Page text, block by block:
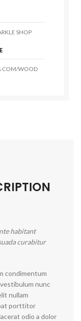
SHOP
WOOD
habitant
curabitur
condimentum
nunc
nullam
porttitor
odio a dolor